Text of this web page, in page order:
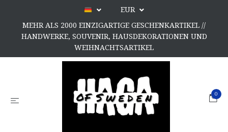
EUR
MEHR ALS 2000 EINZIGARTIGE GESCHENKARTIKEL //
HANDWERKE, SOUVENIR, HAUSDEKORATIONEN UND
WEIHNACHTSARTIKEL
0